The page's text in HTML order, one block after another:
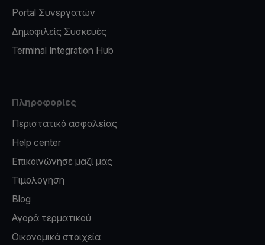
Portal Συνεργατών
Δημοφιλείς Συσκευές
Terminal Integration Hub
Πληροφορίες
Περιστατικό ασφαλείας
Help center
Επικοινώνησε μαζί μας
Τιμολόγηση
Blog
Αγορά τερματικού
Οικονομικά στοιχεία